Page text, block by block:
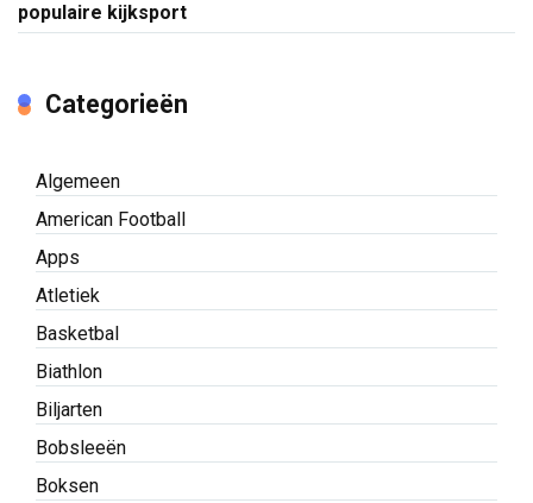
populaire kijksport
Categorieën
Algemeen
American Football
Apps
Atletiek
Basketbal
Biathlon
Biljarten
Bobsleeën
Boksen